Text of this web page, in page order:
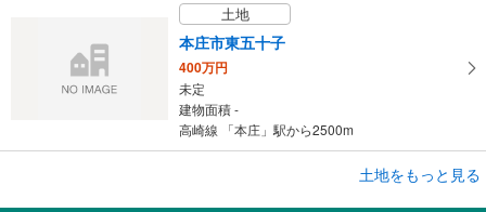
土地
本庄市東五十子
400万円
未定
建物面積 -
高崎線 「本庄」駅から2500m
土地をもっと見る